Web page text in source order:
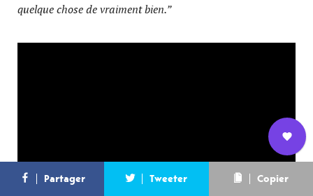
L’équipe
Nous
rejoindre
Newsletter
quelque chose de vraiment bien.”
Partager Tweeter Copier